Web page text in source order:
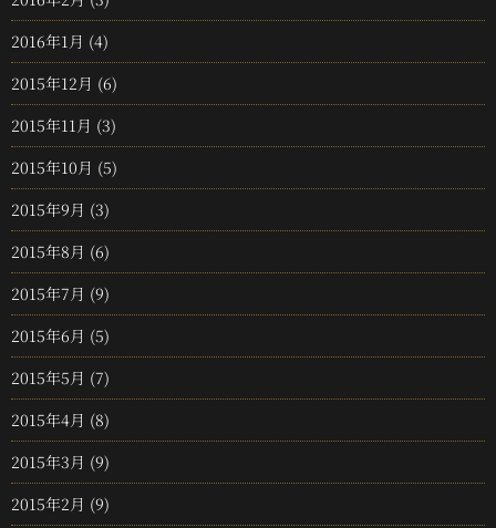
2016年1月 (4)
2015年12月 (6)
2015年11月 (3)
2015年10月 (5)
2015年9月 (3)
2015年8月 (6)
2015年7月 (9)
2015年6月 (5)
2015年5月 (7)
2015年4月 (8)
2015年3月 (9)
2015年2月 (9)